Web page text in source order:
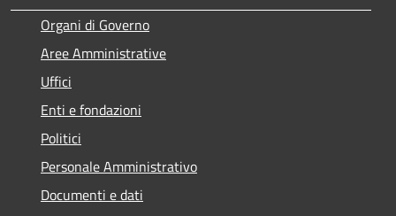
Organi di Governo
Aree Amministrative
Uffici
Enti e fondazioni
Politici
Personale Amministrativo
Documenti e dati